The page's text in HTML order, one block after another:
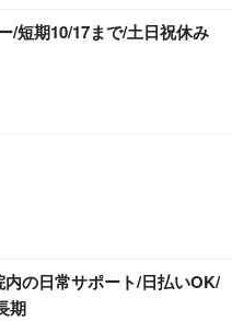
/短期10/17まで/土日祝休み
の日常サポート/日払いOK/
期